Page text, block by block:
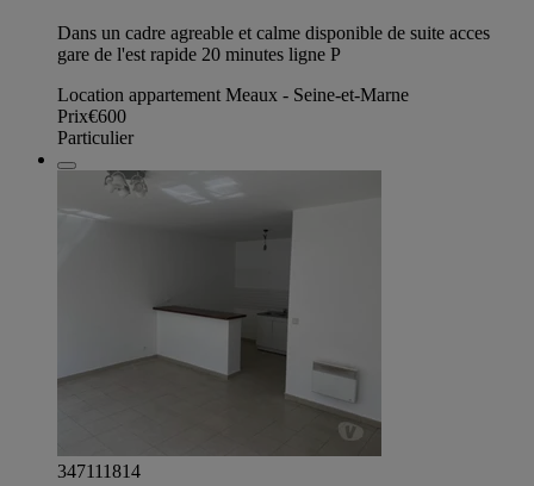
Dans un cadre agreable et calme disponible de suite acces
gare de l'est rapide 20 minutes ligne P
Location appartement Meaux - Seine-et-Marne
Prix€600
Particulier
347111814